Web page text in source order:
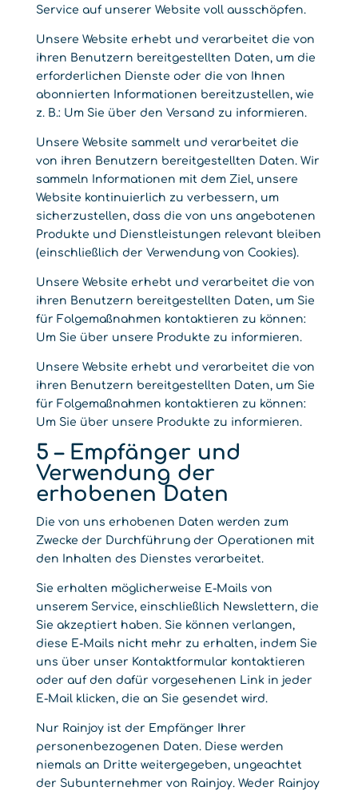
Service auf unserer Website voll ausschöpfen.
Unsere Website erhebt und verarbeitet die von
ihren Benutzern bereitgestellten Daten, um die
erforderlichen Dienste oder die von Ihnen
abonnierten Informationen bereitzustellen, wie
z. B.: Um Sie über den Versand zu informieren.
Unsere Website sammelt und verarbeitet die
von ihren Benutzern bereitgestellten Daten. Wir
sammeln Informationen mit dem Ziel, unsere
Website kontinuierlich zu verbessern, um
sicherzustellen, dass die von uns angebotenen
Produkte und Dienstleistungen relevant bleiben
(einschließlich der Verwendung von Cookies).
Unsere Website erhebt und verarbeitet die von
ihren Benutzern bereitgestellten Daten, um Sie
für Folgemaßnahmen kontaktieren zu können:
Um Sie über unsere Produkte zu informieren.
Unsere Website erhebt und verarbeitet die von
ihren Benutzern bereitgestellten Daten, um Sie
für Folgemaßnahmen kontaktieren zu können:
Um Sie über unsere Produkte zu informieren.
5 – Empfänger und
Verwendung der
erhobenen Daten
Die von uns erhobenen Daten werden zum
Zwecke der Durchführung der Operationen mit
den Inhalten des Dienstes verarbeitet.
Sie erhalten möglicherweise E-Mails von
unserem Service, einschließlich Newslettern, die
Sie akzeptiert haben. Sie können verlangen,
diese E-Mails nicht mehr zu erhalten, indem Sie
uns über unser Kontaktformular kontaktieren
oder auf den dafür vorgesehenen Link in jeder
E-Mail klicken, die an Sie gesendet wird.
Nur Rainjoy ist der Empfänger Ihrer
personenbezogenen Daten. Diese werden
niemals an Dritte weitergegeben, ungeachtet
der Subunternehmer von Rainjoy. Weder Rainjoy